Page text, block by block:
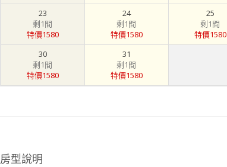
23
剩1間
特價1580
24
剩1間
特價1580
25
剩1間
特價1580
30
剩1間
特價1580
31
剩1間
特價1580
房型說明